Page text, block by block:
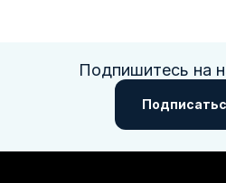
Подпишитесь на